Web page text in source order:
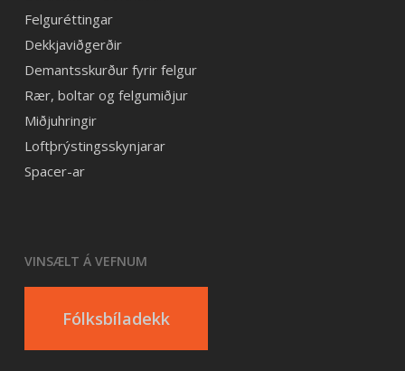
Felguréttingar
Dekkjaviðgerðir
Demantsskurður fyrir felgur
Rær, boltar og felgumiðjur
Miðjuhringir
Loftþrýstingsskynjarar
Spacer-ar
VINSÆLT Á VEFNUM
Fólksbíladekk